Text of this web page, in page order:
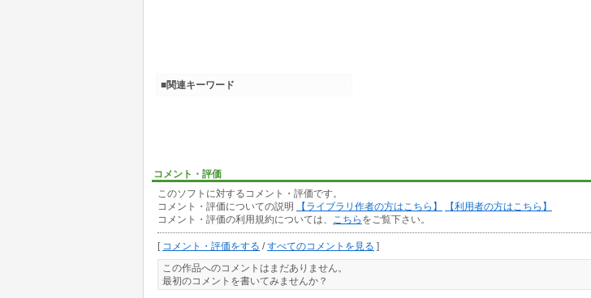
コメント・評価
このソフトに対するコメント・評価です。
コメント・評価についての説明
【ライブラリ作者の方はこちら】
【利用者の方はこちら】
コメント・評価の利用規約については、
こちら をご覧下さい。
[ コメント・評価をする /すべてのコメントを見る ]
この作品へのコメントはまだありません。
最初のコメントを書いてみませんか？
■関連キーワード